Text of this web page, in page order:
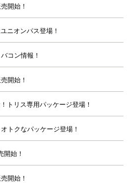
開始！
ニオンパス登場！
コン情報！
開始！
トリス専用パッケージ登場！
トクなパッケージ登場！
開始！
開始！